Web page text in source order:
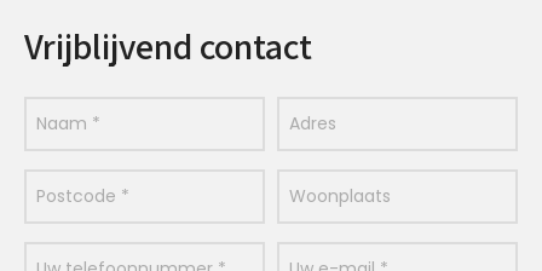
Vrijblijvend contact